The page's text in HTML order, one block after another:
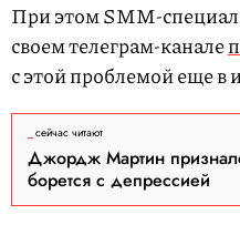
При этом SMM-
своем телеграм-канале
с этой проблемой еще в
сейчас читают
Джордж Мартин
борется с депрессией